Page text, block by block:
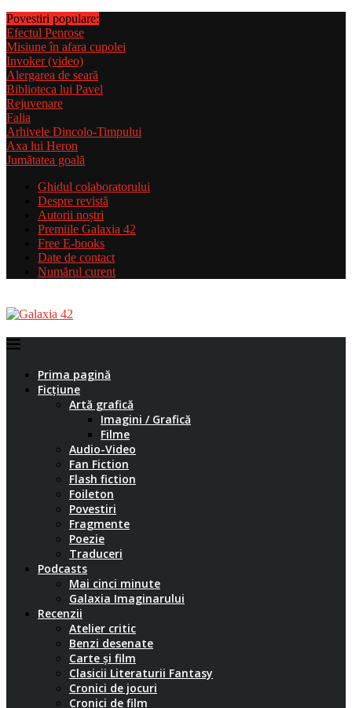
Povestiri populare:
Efectul Penrose
Misiune în afara cupolei
Invoker (video)
Alergarea de seară
Biblioteca lui Pavel
Rejuvenare
Falia
Arhivele Dincolo-Timpului
Axa lui Heron
Jumătatea goală
Ghidul colaboratorului
Despre revistă
Autorii noștri
Premiile Galaxia 42
Free E-books
Date de contact
Numărul curent
Prima pagină
Ficțiune
Artă grafică
Imagini / Grafică
Filme
Audio-Video
Fan Fiction
Flash fiction
Foileton
Povestiri
Fragmente
Poezie
Traduceri
Podcasts
Mai cinci minute
Galaxia Imaginarului
Recenzii
Atelier critic
Benzi desenate
Carte și film
Clasicii Literaturii Fantasy
Cronici de jocuri
Cronici de film